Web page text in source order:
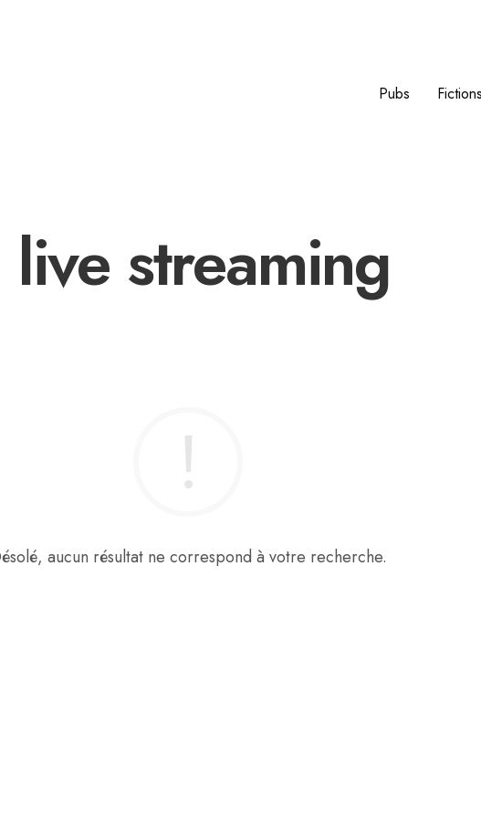
Pubs
live streaming
aucun résultat ne correspond à votre recherche.